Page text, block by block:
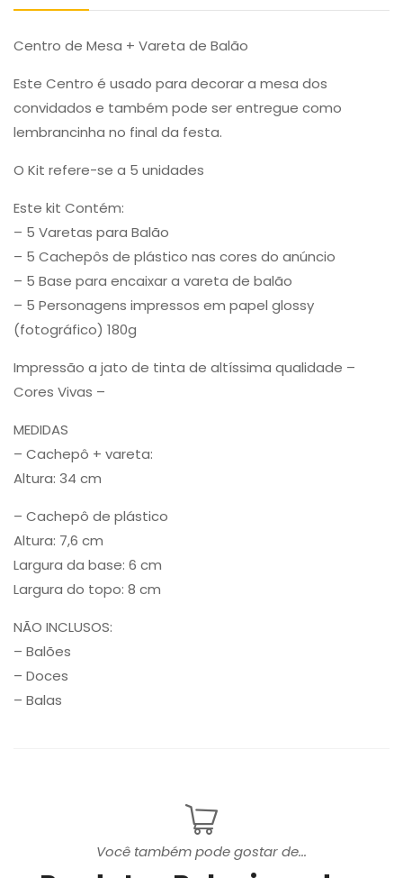
Centro de Mesa + Vareta de Balão
Este Centro é usado para decorar a mesa dos
convidados e também pode ser entregue como
lembrancinha no final da festa.
O Kit refere-se a 5 unidades
Este kit Contém:
– 5 Varetas para Balão
– 5 Cachepôs de plástico nas cores do anúncio
– 5 Base para encaixar a vareta de balão
– 5 Personagens impressos em papel glossy
(fotográfico) 180g
Impressão a jato de tinta de altíssima qualidade –
Cores Vivas –
MEDIDAS
– Cachepô + vareta:
Altura: 34 cm
– Cachepô de plástico
Altura: 7,6 cm
Largura da base: 6 cm
Largura do topo: 8 cm
NÃO INCLUSOS:
– Balões
– Doces
– Balas
Você também pode gostar de...